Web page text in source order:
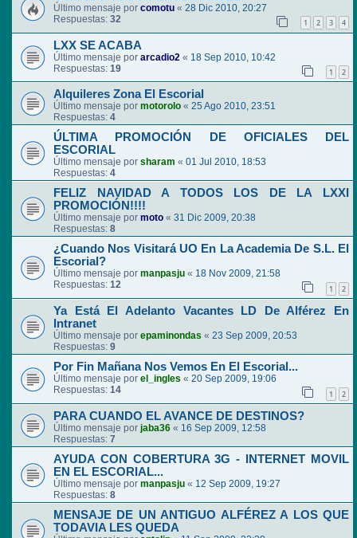
Último mensaje por comotu « 28 Dic 2010, 20:27
Respuestas: 32 1 2 3 4
LXX SE ACABA
Último mensaje por arcadio2 « 18 Sep 2010, 10:42
Respuestas: 19 1 2
Alquileres Zona El Escorial
Último mensaje por motorolo « 25 Ago 2010, 23:51
Respuestas: 4
ÚLTIMA PROMOCIÓN DE OFICIALES DEL
ESCORIAL
Último mensaje por sharam « 01 Jul 2010, 18:53
Respuestas: 4
FELIZ NAVIDAD A TODOS LOS DE LA LXXI
PROMOCIÓN!!!!
Último mensaje por moto « 31 Dic 2009, 20:38
Respuestas: 8
¿Cuando Nos Visitará UO En La Academia De S.L. El
Escorial?
Último mensaje por manpasju « 18 Nov 2009, 21:58
Respuestas: 12 1 2
Ya Está El Adelanto Vacantes LD De Alférez En
Intranet
Último mensaje por epaminondas « 23 Sep 2009, 20:53
Respuestas: 9
Por Fin Mañana Nos Vemos En El Escorial...
Último mensaje por el_ingles « 20 Sep 2009, 19:06
Respuestas: 14 1 2
PARA CUANDO EL AVANCE DE DESTINOS?
Último mensaje por jaba36 « 16 Sep 2009, 12:58
Respuestas: 7
AYUDA CON COBERTURA 3G - INTERNET MOVIL
EN EL ESCORIAL...
Último mensaje por manpasju « 12 Sep 2009, 19:27
Respuestas: 8
MENSAJE DE UN ANTIGUO ALFÉREZ A LOS QUE
TODAVIA LES QUEDA